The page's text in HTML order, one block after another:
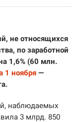
не относящихся
по заработной
1,6% (60 млн.
1 ноября—
наблюдаемых
3 млрд. 850